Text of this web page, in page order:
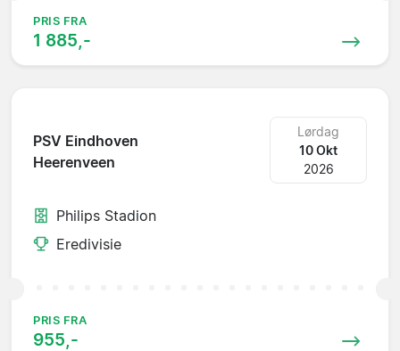
PRIS FRA
1 885,-
PSV Eindhoven
Heerenveen
Lørdag
10 Okt
2026
Philips Stadion
Eredivisie
PRIS FRA
955,-